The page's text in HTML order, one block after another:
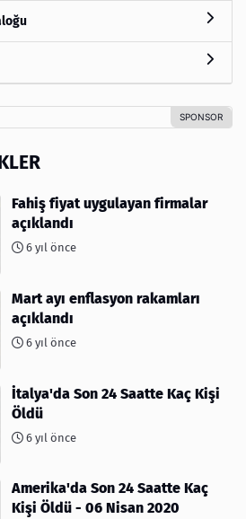
Fahiş fiyat uygulayan firmalar
açıklandı
6 yıl önce
Mart ayı enflasyon rakamları
açıklandı
6 yıl önce
İtalya'da Son 24 Saatte Kaç Kişi
Öldü
6 yıl önce
Amerika'da Son 24 Saatte Kaç
Kişi Öldü - 06 Nisan 2020